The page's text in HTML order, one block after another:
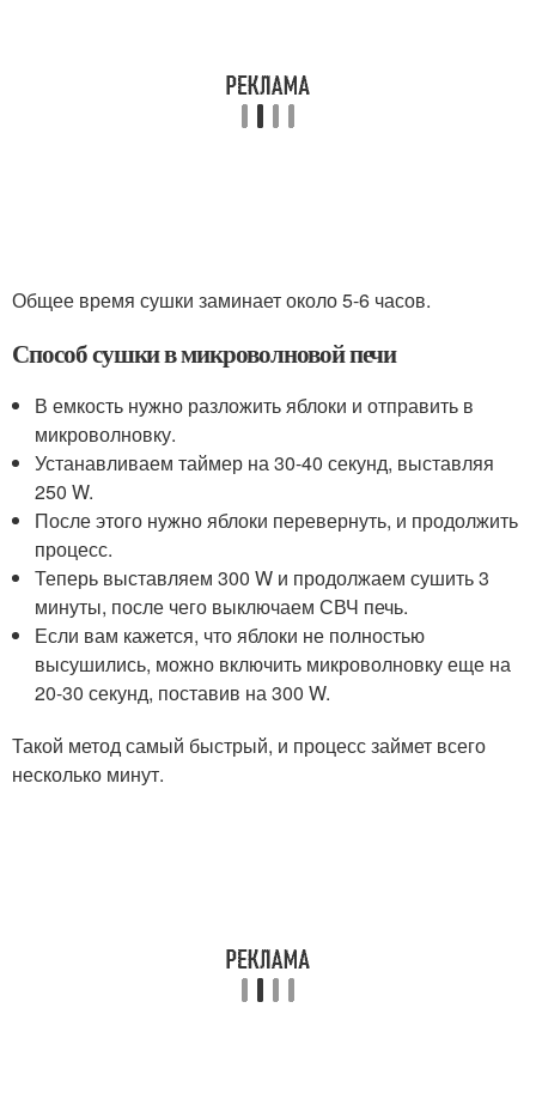
Общее время сушки заминает около 5-6 часов.
Способ сушки в микроволновой печи
В емкость нужно разложить яблоки и отправить в
микроволновку.
Устанавливаем таймер на 30-40 секунд, выставляя
250 W.
После этого нужно яблоки перевернуть, и продолжить
процесс.
Теперь выставляем 300 W и продолжаем сушить 3
минуты, после чего выключаем СВЧ печь.
Если вам кажется, что яблоки не полностью
высушились, можно включить микроволновку еще на
20-30 секунд, поставив на 300 W.
Такой метод самый быстрый, и процесс займет всего
несколько минут.